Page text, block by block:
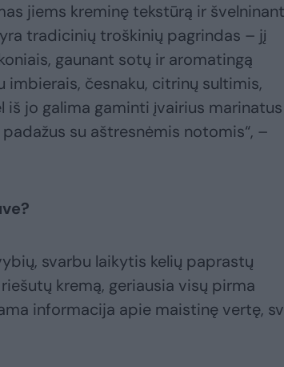
jiems kreminę tekstūrą ir švelninant
tradicinių troškinių pagrindas – jį
gaunant sotų ir aromatingą
imbierais, česnaku, citrinų sultimis,
jo galima gaminti įvairius marinatus
su aštresnėmis notomis“, –
svarbu laikytis kelių paprastų
kremą, geriausia visų pirma
informacija apie maistinę vertę,